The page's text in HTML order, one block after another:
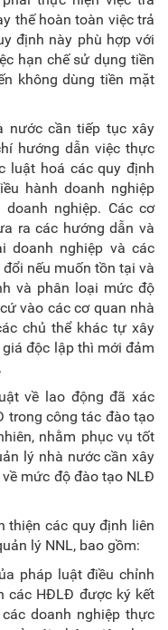
thế hoàn toàn việc trả
định này phù hợp với
hạn chế sử dụng tiền
không dùng tiền mặt
nước cần tiếp tục xây
hướng dẫn việc thực
luật hoá các quy định
hành doanh nghiệp
nghiệp. Các cơ
ra các hướng dẫn và
doanh nghiệp và các
nếu muốn tồn tại và
và phân loại mức độ
vào các cơ quan nhà
chủ thể khác tự xây
độc lập thì mới đảm
về lao động đã xác
trong công tác đào tạo
nhằm phục vụ tốt
lý nhà nước cần xây
mức độ đào tạo NLĐ
thiện các quy định liên
lý NNL, bao gồm:
pháp luật điều chỉnh
các HĐLĐ được ký kết
doanh nghiệp thực